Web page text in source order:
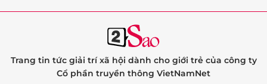
Trang tin tức giải trí xã hội dành cho giới trẻ của công ty
Cổ phần truyền thông VietNamNet